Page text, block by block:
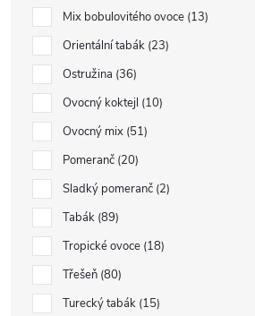
Mix bobulovitého ovoce 13
Orientální tabák 23
Ostružina 36
Ovocný koktejl 10
Ovocný mix 51
Pomeranč 20
Sladký pomeranč 2
Tabák 89
Tropické ovoce 18
Třešeň 80
Turecký tabák 15